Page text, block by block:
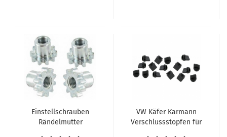
Einstellschrauben
Rändelmutter
VW Käfer Karmann
Verschlussstopfen für